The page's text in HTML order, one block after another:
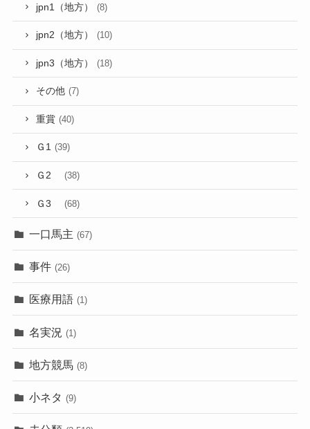
jpn1（地方） (8)
jpn2（地方） (10)
jpn3（地方） (18)
その他 (7)
重賞 (40)
Ｇ1 (39)
Ｇ2 (38)
Ｇ3 (68)
一口馬主 (67)
事件 (26)
医療用語 (1)
名実況 (1)
地方競馬 (8)
小ネタ (9)